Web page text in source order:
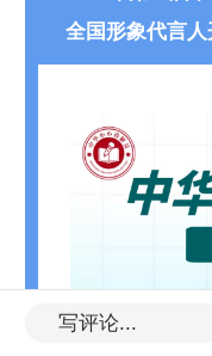
全国形象代言
写评论...